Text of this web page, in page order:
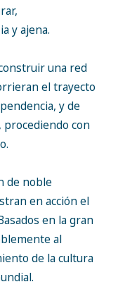
y ajena.
una red
el trayecto
y de
procediendo con
de noble
en acción el
en la gran
al
de la cultura